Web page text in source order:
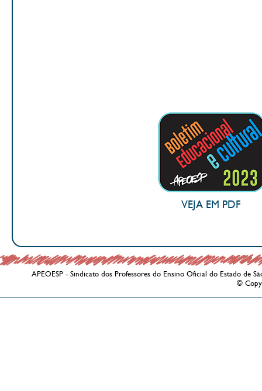
VEJA EM PDF
APEOESP - Sindicato dos Professores do Ensino Oficial do Estado de
©